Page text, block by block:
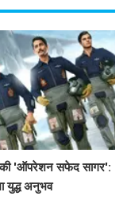
'ऑपरेशन सफेद सागर':
युद्ध अनुभव